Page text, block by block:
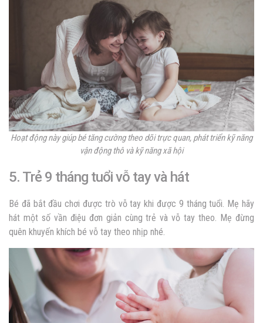
Hoạt động này giúp bé tăng cường theo dõi trực quan, phát triển kỹ năng
vận động thô và kỹ năng xã hội
5. Trẻ 9 tháng tuổi vỗ tay và hát
Bé đã bắt đầu chơi được trò vỗ tay khi được 9 tháng tuổi. Mẹ hãy
hát một số vần điệu đơn giản cùng trẻ và vỗ tay theo. Mẹ đừng
quên khuyến khích bé vỗ tay theo nhịp nhé.